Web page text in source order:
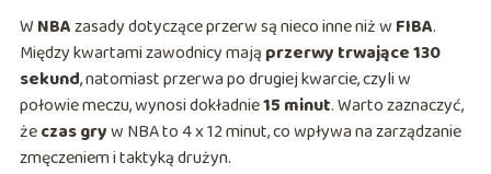
W NBAzasady dotyczące przerw są nieco inne niż w FIBA.
Między kwartami zawodnicy mają przerwy trwające 130
sekund, natomiast przerwa po drugiej kwarcie, czyli w
połowie meczu, wynosi dokładnie15 minut. Warto zaznaczyć,
żeczas gryw NBA to 4 x 12 minut, co wpływa na zarządzanie
zmęczeniem i taktyką drużyn.